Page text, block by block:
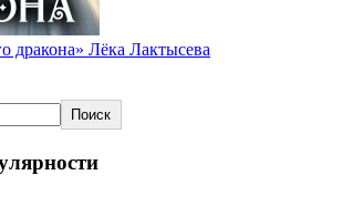
дракона» Лёка Лактысева
Поиск